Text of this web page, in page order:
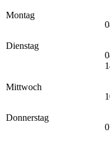
Montag
Dienstag
Mittwoch
Donnerstag